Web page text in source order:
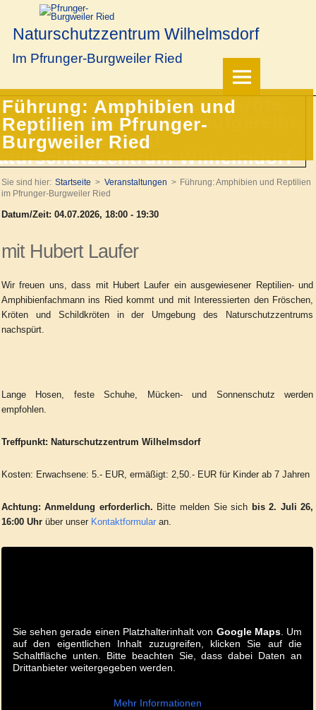
Naturschutzzentrum Wilhelmsdorf
Im Pfrunger-Burgweiler Ried
Führung: Amphibien und
Reptilien im Pfrunger-
Burgweiler Ried
Sie sind hier: Startseite Veranstaltungen
Führung: Amphibien und Reptilien
im Pfrunger-Burgweiler Ried
Datum/Zeit: 04.07.2026, 18:00 - 19:30
mit Hubert Laufer
Wir freuen uns, dass mit Hubert Laufer ein ausgewiesener Reptilien- und
Amphibienfachmann ins Ried kommt und mit Interessierten den Fröschen,
Kröten und Schildkröten in der Umgebung des Naturschutzzentrums
nachspürt.
Lange Hosen, feste Schuhe, Mücken- und Sonnenschutz werden
empfohlen.
Treffpunkt: Naturschutzzentrum Wilhelmsdorf
Kosten: Erwachsene: 5.- EUR, ermäßigt: 2,50.- EUR für Kinder ab 7 Jahren
Achtung:Anmeldung erforderlich. Bitte melden Sie sich bis 2. Juli 26,
16:00 Uhr über unserKontaktformularan.
Sie sehen gerade einen Platzhalterinhalt von Google Maps. Um
auf den eigentlichen Inhalt zuzugreifen, klicken Sie auf die
Schaltfläche unten. Bitte beachten Sie, dass dabei Daten an
Drittanbieter weitergegeben werden.
Mehr Informationen